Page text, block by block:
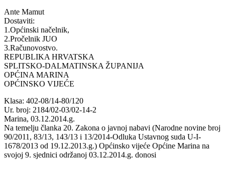
Ante Mamut
Dostaviti:
1.Općinski načelnik,
2.Pročelnik JUO
3.Računovostvo.
REPUBLIKA HRVATSKA
SPLITSKO-DALMATINSKA ŽUPANIJA
OPĆINA MARINA
OPĆINSKO VIJEĆE
Klasa: 402-08/14-80/120
Ur. broj: 2184/02-03/02-14-2
Marina, 03.12.2014.g.
Na temelju članka 20. Zakona o javnoj nabavi (Narodne novine broj
90/2011, 83/13, 143/13 i 13/2014-Odluka Ustavnog suda U-I-
1678/2013 od 19.12.2013.g.) Općinsko vijeće Općine Marina na
svojoj 9. sjednici održanoj 03.12.2014.g. donosi